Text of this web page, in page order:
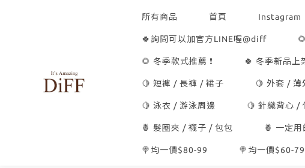
所有商品 首頁 Instagram
🍀詢問可以加官方LINE喔@diff
🌻 冬季款式推薦 ❗ 🍀 冬季新品上
🍋 短褲 / 長褲 / 裙子 🍋 外套 / 薄
🍋 泳衣 / 游泳周邊 🍋 針織背心 /
🍍 髮圈夾 / 襪子 / 包包 🍍 一定
🍭均一價$80-99 🍭均一價$60-79